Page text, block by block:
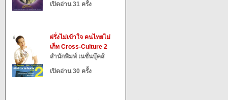
เปิดอ่าน 31 ครั้ง
ฝรั่งไม่เข้าใจ คนไทยไม่
เก็ท Cross-Culture 2
สำนักพิมพ์ เนชั่นบุ๊คส์
เปิดอ่าน 30 ครั้ง